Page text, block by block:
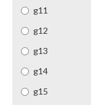
g11
g12
g13
g14
g15